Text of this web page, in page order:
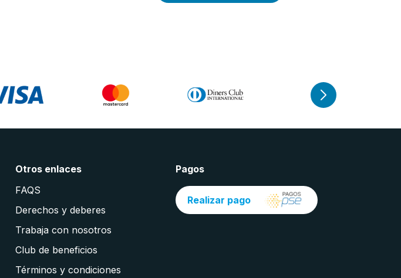
Otros enlaces
FAQS
Derechos y deberes
Trabaja con nosotros
Club de beneficios
Términos y condiciones
Pagos
Realizar pago